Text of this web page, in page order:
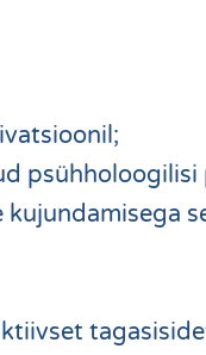
psühholoogilisi